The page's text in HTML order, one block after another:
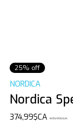
25% off
NORDICA
Nordica
374,99$CA 499,99$CA